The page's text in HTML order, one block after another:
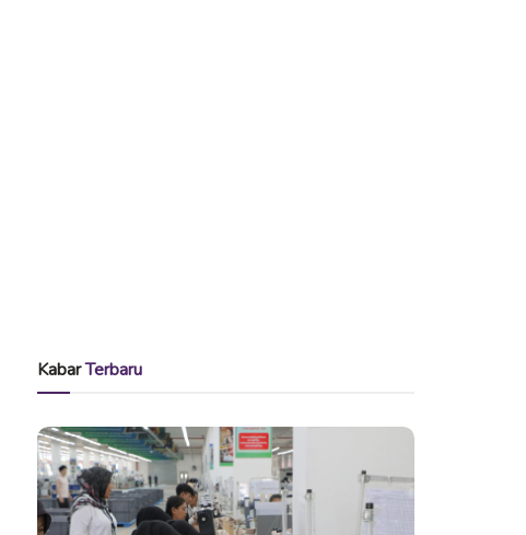
KabarTerbaru